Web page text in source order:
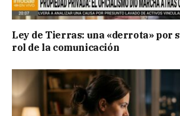
Ley de Tierras: una «derrota» por
rol de la comunicación